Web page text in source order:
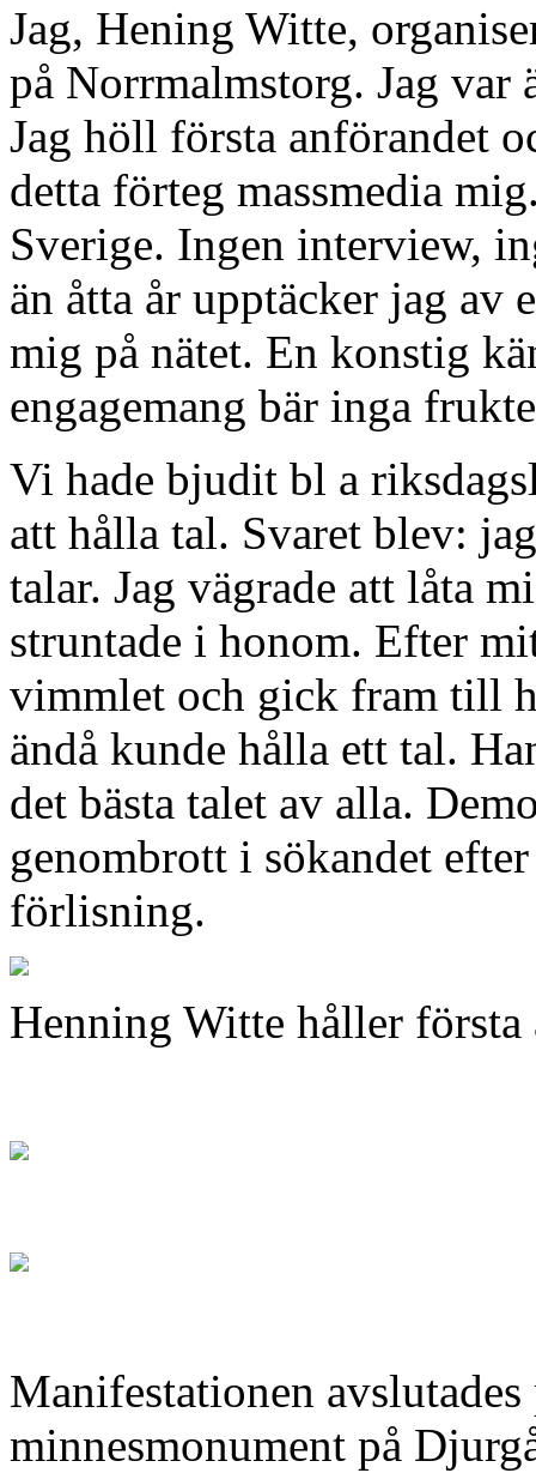
Jag, Hening Witte,
på Norrmalmstorg. Jag var
Jag höll första anförandet
detta förteg massmedia
Sverige. Ingen interview,
än åtta år upptäcker jag av
mig på nätet. En konstig
engagemang bär inga
Vi hade bjudit bl a
att hålla tal. Svaret blev:
talar. Jag vägrade att låta
struntade i honom. Efter
vimmlet och gick fram till
ändå kunde hålla ett tal.
det bästa talet av alla.
genombrott i sökandet
förlisning.
Henning Witte håller första
Manifestationen
minnesmonument på